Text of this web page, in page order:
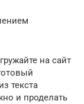
на сайт
текста
и проделать